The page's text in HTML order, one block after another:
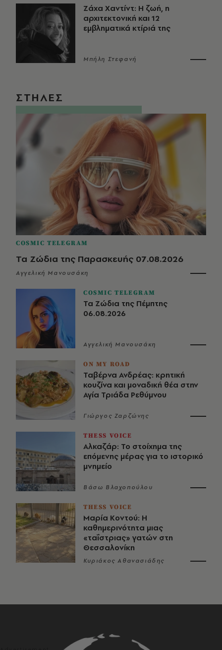
Ζάχα Χαντίντ: Η ζωή, η
αρχιτεκτονική και 12
εμβληματικά κτίριά της
Μπήλη Στεφανή
ΣΤΗΛΕΣ
COSMIC TELEGRAM
Τα Ζώδια της Παρασκευής 07.08.2026
Αγγελική Μανουσάκη
COSMIC TELEGRAM
Τα Ζώδια της Πέμπτης
06.08.2026
Αγγελική Μανουσάκη
ON MY ROAD
Ταβέρνα Ανδρέας: κρητική
κουζίνα και μοναδική θέα στην
Αγία Τριάδα Ρεθύμνου
Γιώργος Ζαρζώνης
THESS VOICE
Αλκαζάρ: Το στοίχημα της
επόμενης μέρας για το ιστορικό
μνημείο
Βάσω Βλαχοπούλου
THESS VOICE
Μαρία Κοντού: Η
καθημερινότητα μιας
«ταΐστριας» γατών στη
Θεσσαλονίκη
Κυριάκος Αθανασιάδης